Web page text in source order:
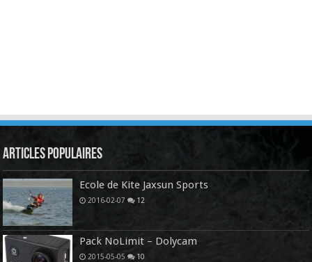
Articles Populaires
Ecole de Kite Jaxsun Sports
2016-02-07 12
Pack NoLimit – Dolycam
2015-05-05 10